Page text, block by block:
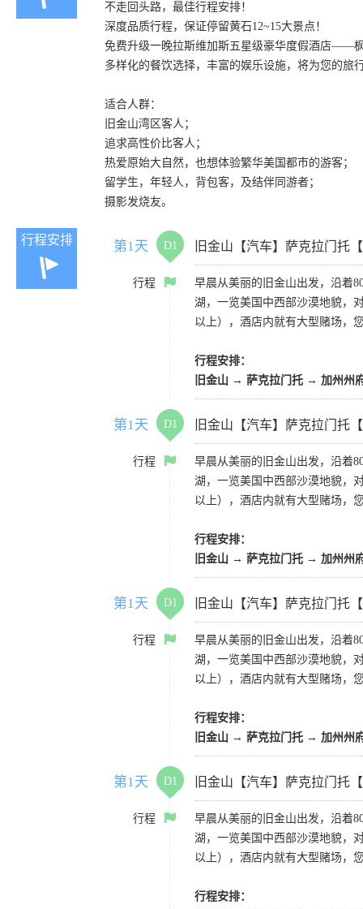
不走回头路，最佳行程安排！
深度品质行程，保证停留黄石12~15大景点！
免费升级一晚拉斯维加斯五星级豪华度假酒店——
多样化的餐饮选择，丰富的娱乐设施，将为您的旅
适合人群：
旧金山湾区客人；
追求高性价比客人；
热爱原始大自然，也想体验繁华美国都市的游客；
留学生，年轻人，背包客，及结伴同游者；
摄影发烧友。
行程安排 第1天 D1 旧金山【汽车】萨克拉门托
行程
早晨从美丽的旧金山出发，沿着
湖，一览美国中西部沙漠地貌，
以上），酒店内就有大型赌场，
行程安排：
旧金山 → 萨克拉门托 → 加州州
第1天 D1 旧金山【汽车】萨克拉门托
行程
早晨从美丽的旧金山出发，沿着
湖，一览美国中西部沙漠地貌，
以上），酒店内就有大型赌场，
行程安排：
旧金山 → 萨克拉门托 → 加州州
第1天 D1 旧金山【汽车】萨克拉门托
行程
早晨从美丽的旧金山出发，沿着
湖，一览美国中西部沙漠地貌，
以上），酒店内就有大型赌场，
行程安排：
旧金山 → 萨克拉门托 → 加州州
第1天 D1 旧金山【汽车】萨克拉门托
行程
早晨从美丽的旧金山出发，沿着
湖，一览美国中西部沙漠地貌，
以上），酒店内就有大型赌场，
行程安排：